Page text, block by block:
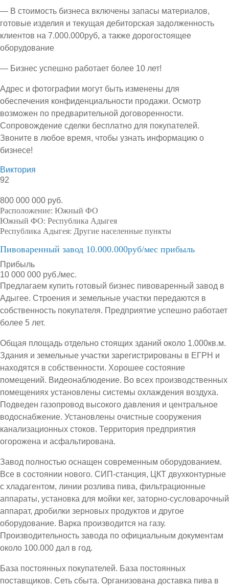
— В стоимость бизнеса включены запасы материалов,
готовые изделия и текущая дебиторская задолженность
клиентов на 7.000.000руб, а также дорогостоящее
оборудование
— Бизнес успешно работает более 10 лет!
Адрес и фотографии могут быть изменены для
обеспечения конфиденциальности продажи. Осмотр
возможен по предварительной договоренности.
Сопровождение сделки бесплатно для покупателей.
Звоните в любое время, чтобы узнать информацию о
бизнесе!
Виктория
92
800 000 000 руб.
Расположение: Южный ФО
Южный ФО: Республика Адыгея
Республика Адыгея: Другие населенные пункты
Пивоваренный завод 10.000.000руб/мес прибыль
Прибыль
10 000 000 руб./мес.
Предлагаем купить готовый бизнес пивоваренный завод в
Адыгее. Строения и земельные участки передаются в
собственность покупателя. Предприятие успешно работает
более 5 лет.
Общая площадь отдельно стоящих зданий около 1.000кв.м.
Здания и земельные участки зарегистрированы в ЕГРН и
находятся в собственности. Хорошее состояние
помещений. Видеонаблюдение. Во всех производственных
помещениях установлены системы охлаждения воздуха.
Подведен газопровод высокого давления и центральное
водоснабжение. Установлены очистные сооружения
канализационных стоков. Территория предприятия
огорожена и асфальтирована.
Завод полностью оснащен современным оборудованием.
Все в состоянии нового. СИП‑станция, ЦКТ двухконтурные
с хладагентом, линии розлива пива, фильтрационные
аппараты, установка для мойки кег, заторно-сусловарочный
аппарат, дробилки зерновых продуктов и другое
оборудование. Варка производится на газу.
Производительность завода по официальным документам
около 100.000 дал в год.
База постоянных покупателей. База постоянных
поставщиков. Сеть сбыта. Организована доставка пива в